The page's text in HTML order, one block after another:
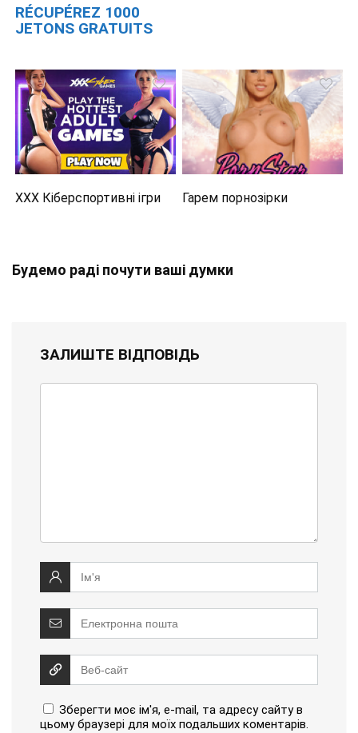
RÉCUPÉREZ 1000
JETONS GRATUITS
XXX Кіберспортивні ігри Гарем порнозірки
Будемо раді почути ваші думки
ЗАЛИШТЕ ВІДПОВІДЬ
Зберегти моє ім'я, e-mail, та адресу сайту в
цьому браузері для моїх подальших коментарів.